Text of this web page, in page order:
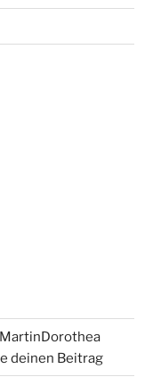
deinen Beitrag